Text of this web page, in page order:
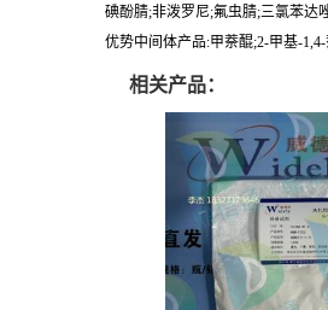
碘酚腈;非泼罗尼;氟虫腈;三氯苯达
优势中间体产品:甲萘醌;2-甲基-
相关产品：